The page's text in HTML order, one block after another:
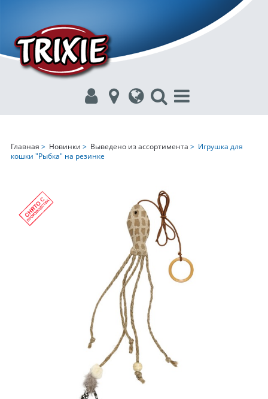
Главная > Новинки > Выведено из ассортимента > Игрушка для
кошки "Рыбка" на резинке